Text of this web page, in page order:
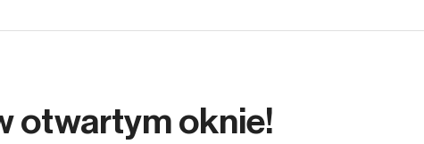
otwartym oknie!